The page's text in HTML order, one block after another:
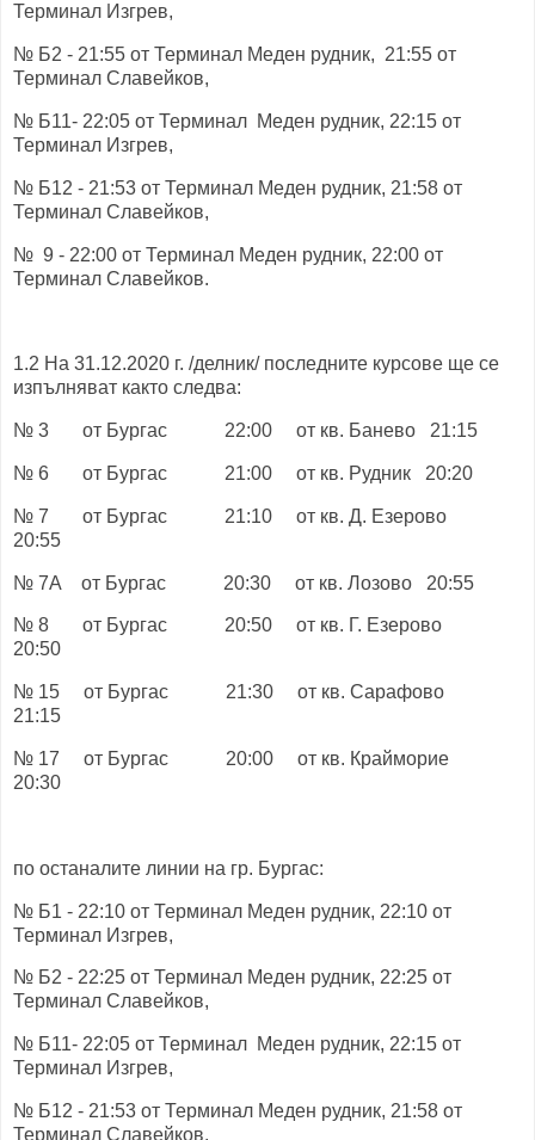
Терминал Изгрев,
№ Б2 - 21:55 от Терминал Меден рудник, 21:55 от
Терминал Славейков,
№ Б11- 22:05 от Терминал Меден рудник, 22:15 от
Терминал Изгрев,
№ Б12 - 21:53 от Терминал Меден рудник, 21:58 от
Терминал Славейков,
№ 9 - 22:00 от Терминал Меден рудник, 22:00 от
Терминал Славейков.
1.2 На 31.12.2020 г. /делник/ последните курсове ще се
изпълняват както следва:
№ 3 от Бургас 22:00 от кв. Банево 21:15
№ 6 от Бургас 21:00 от кв. Рудник 20:20
№ 7 от Бургас 21:10 от кв. Д. Езерово
20:55
№ 7А от Бургас 20:30 от кв. Лозово 20:55
№ 8 от Бургас 20:50 от кв. Г. Езерово
20:50
№ 15 от Бургас 21:30 от кв. Сарафово
21:15
№ 17 от Бургас 20:00 от кв. Крайморие
20:30
по останалите линии на гр. Бургас:
№ Б1 - 22:10 от Терминал Меден рудник, 22:10 от
Терминал Изгрев,
№ Б2 - 22:25 от Терминал Меден рудник, 22:25 от
Терминал Славейков,
№ Б11- 22:05 от Терминал Меден рудник, 22:15 от
Терминал Изгрев,
№ Б12 - 21:53 от Терминал Меден рудник, 21:58 от
Терминал Славейков,